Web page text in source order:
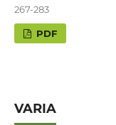
267-283
PDF
VARIA